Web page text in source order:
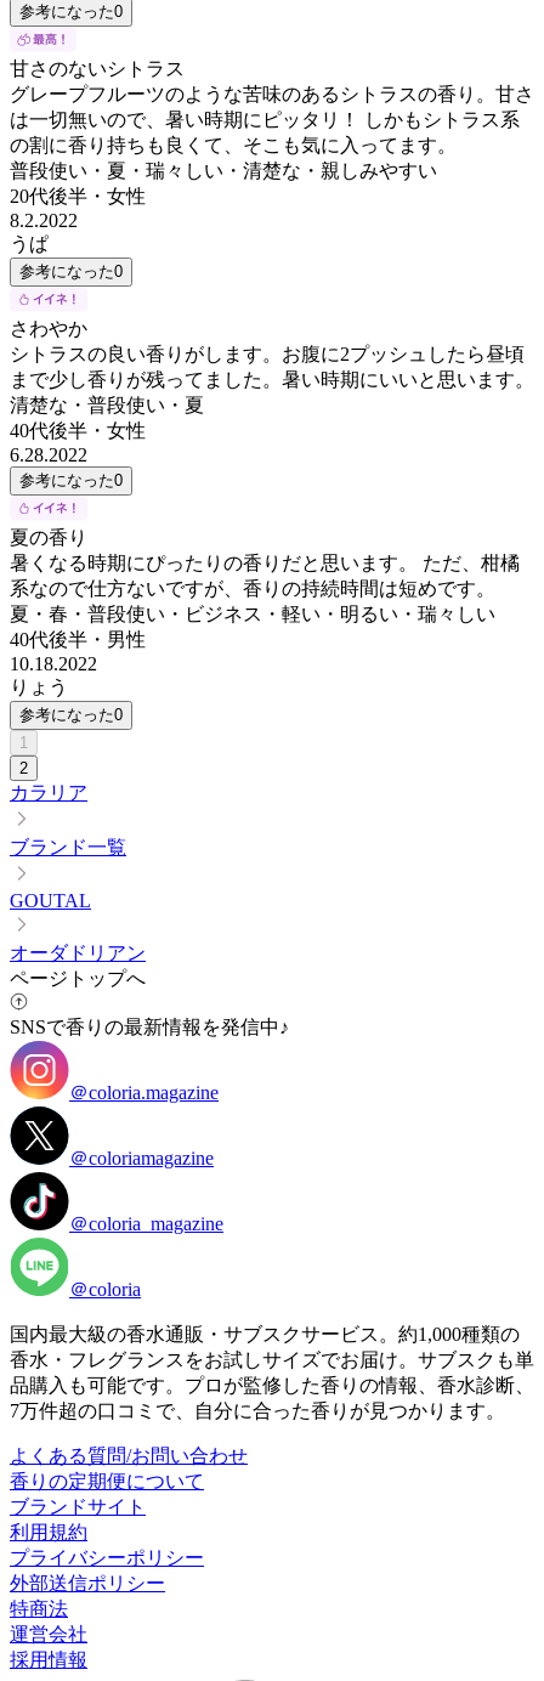
参考になった0
甘さのないシトラス
グレープフルーツのような苦味のあるシトラスの香り。甘さ
は一切無いので、暑い時期にピッタリ！ しかもシトラス系
の割に香り持ちも良くて、そこも気に入ってます。
普段使い・夏・瑞々しい・清楚な・親しみやすい
20代後半 ・ 女性
8.2.2022
うぱ
参考になった0
さわやか
シトラスの良い香りがします。お腹に2プッシュしたら昼頃
まで少し香りが残ってました。暑い時期にいいと思います。
清楚な・普段使い・夏
40代後半 ・ 女性
6.28.2022
参考になった0
夏の香り
暑くなる時期にぴったりの香りだと思います。 ただ、柑橘
系なので仕方ないですが、香りの持続時間は短めです。
夏・春・普段使い・ビジネス・軽い・明るい・瑞々しい
40代後半 ・ 男性
10.18.2022
りょう
参考になった0
1
2
カラリア
ブランド一覧
GOUTAL
オーダドリアン
ページトップへ
SNSで香りの最新情報を発信中♪
＠coloria.magazine
＠coloriamagazine
＠coloria_magazine
＠coloria
国内最大級の香水通販・サブスクサービス。約1,000種類の
香水・フレグランスをお試しサイズでお届け。サブスクも単
品購入も可能です。プロが監修した香りの情報、香水診断、
7万件超の口コミで、自分に合った香りが見つかります。
よくある質問/お問い合わせ
香りの定期便について
ブランドサイト
利用規約
プライバシーポリシー
外部送信ポリシー
特商法
運営会社
採用情報